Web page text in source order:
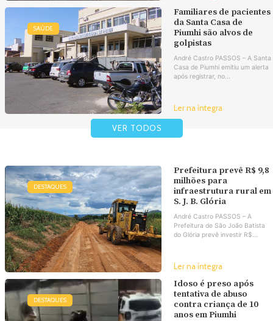
SAÚDE
Familiares de pacientes
da Santa Casa de
Piumhi são alvos de
golpistas
André Castro PASSOS – A Santa
Casa de Piumhi emitiu um alerta
após registrar, no...
Ler na íntegra
VER TODOS
DESTAQUES
Prefeitura prevê R$ 9,8
milhões para
infraestrutura rural em
S. J. B. Glória
André Castro PASSOS – A
Prefeitura de São João Batista
do Glória prevê investir R$...
Ler na íntegra
DESTAQUES
Idoso é preso após
tentativa de abuso
contra criança de 10
anos em Piumhi